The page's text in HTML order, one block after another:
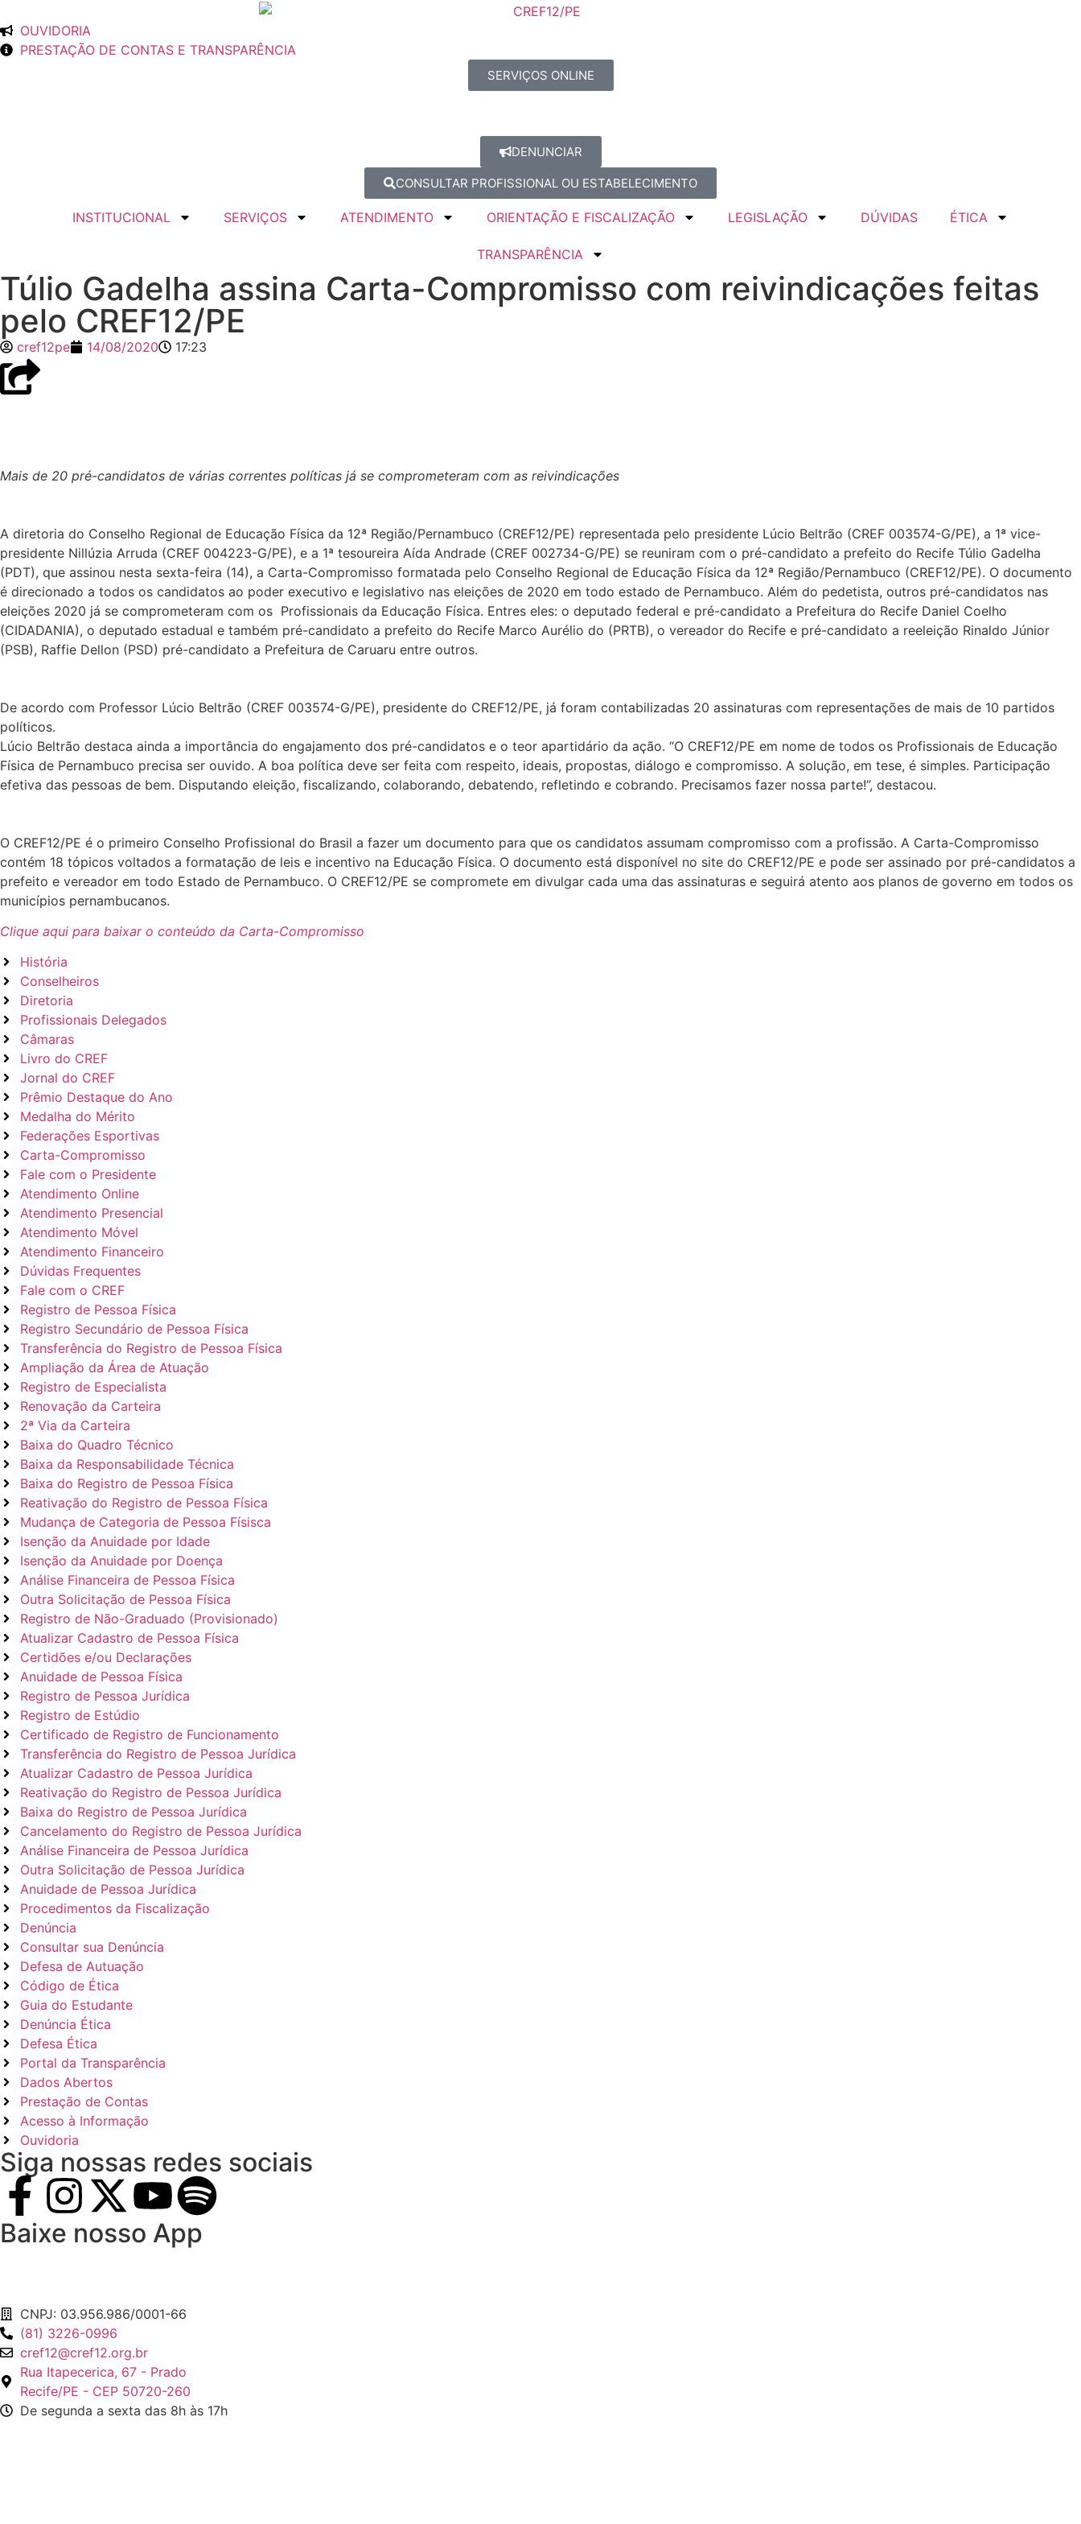
OUVIDORIA
PRESTAÇÃO DE CONTAS E TRANSPARÊNCIA
SERVIÇOS ONLINE
DENUNCIAR
CONSULTAR PROFISSIONAL OU ESTABELECIMENTO
INSTITUCIONAL SERVIÇOS ATENDIMENTO ORIENTAÇÃO E FISCALIZAÇÃO LEGISLAÇÃO DÚVIDAS ÉTICA
TRANSPARÊNCIA
Túlio Gadelha assina Carta-Compromisso com reivindicações feitas
pelo CREF12/PE
cref12pe 14/08/2020 17:23
Mais de 20 pré-candidatos de várias correntes políticas já se comprometeram com as reivindicações
A diretoria do Conselho Regional de Educação Física da 12ª Região/Pernambuco (CREF12/PE) representada pelo presidente Lúcio Beltrão (CREF 003574-G/PE), a 1ª vice-
presidente Nillúzia Arruda (CREF 004223-G/PE), e a 1ª tesoureira Aída Andrade (CREF 002734-G/PE) se reuniram com o pré-candidato a prefeito do Recife Túlio Gadelha
(PDT), que assinou nesta sexta-feira (14), a Carta-Compromisso formatada pelo Conselho Regional de Educação Física da 12ª Região/Pernambuco (CREF12/PE). O documento
é direcionado a todos os candidatos ao poder executivo e legislativo nas eleições de 2020 em todo estado de Pernambuco. Além do pedetista, outros pré-candidatos nas
eleições 2020 já se comprometeram com os Profissionais da Educação Física. Entres eles: o deputado federal e pré-candidato a Prefeitura do Recife Daniel Coelho
(CIDADANIA), o deputado estadual e também pré-candidato a prefeito do Recife Marco Aurélio do (PRTB), o vereador do Recife e pré-candidato a reeleição Rinaldo Júnior
(PSB), Raffie Dellon (PSD) pré-candidato a Prefeitura de Caruaru entre outros.
De acordo com Professor Lúcio Beltrão (CREF 003574-G/PE), presidente do CREF12/PE, já foram contabilizadas 20 assinaturas com representações de mais de 10 partidos
políticos.
Lúcio Beltrão destaca ainda a importância do engajamento dos pré-candidatos e o teor apartidário da ação. “O CREF12/PE em nome de todos os Profissionais de Educação
Física de Pernambuco precisa ser ouvido. A boa política deve ser feita com respeito, ideais, propostas, diálogo e compromisso. A solução, em tese, é simples. Participação
efetiva das pessoas de bem. Disputando eleição, fiscalizando, colaborando, debatendo, refletindo e cobrando. Precisamos fazer nossa parte!”, destacou.
O CREF12/PE é o primeiro Conselho Profissional do Brasil a fazer um documento para que os candidatos assumam compromisso com a profissão. A Carta-Compromisso
contém 18 tópicos voltados a formatação de leis e incentivo na Educação Física. O documento está disponível no site do CREF12/PE e pode ser assinado por pré-candidatos a
prefeito e vereador em todo Estado de Pernambuco. O CREF12/PE se compromete em divulgar cada uma das assinaturas e seguirá atento aos planos de governo em todos os
municípios pernambucanos.
Clique aqui para baixar o conteúdo da Carta-Compromisso
História
Conselheiros
Diretoria
Profissionais Delegados
Câmaras
Livro do CREF
Jornal do CREF
Prêmio Destaque do Ano
Medalha do Mérito
Federações Esportivas
Carta-Compromisso
Fale com o Presidente
Atendimento Online
Atendimento Presencial
Atendimento Móvel
Atendimento Financeiro
Dúvidas Frequentes
Fale com o CREF
Registro de Pessoa Física
Registro Secundário de Pessoa Física
Transferência do Registro de Pessoa Física
Ampliação da Área de Atuação
Registro de Especialista
Renovação da Carteira
2ª Via da Carteira
Baixa do Quadro Técnico
Baixa da Responsabilidade Técnica
Baixa do Registro de Pessoa Física
Reativação do Registro de Pessoa Física
Mudança de Categoria de Pessoa Físisca
Isenção da Anuidade por Idade
Isenção da Anuidade por Doença
Análise Financeira de Pessoa Física
Outra Solicitação de Pessoa Física
Registro de Não-Graduado (Provisionado)
Atualizar Cadastro de Pessoa Física
Certidões e/ou Declarações
Anuidade de Pessoa Física
Registro de Pessoa Jurídica
Registro de Estúdio
Certificado de Registro de Funcionamento
Transferência do Registro de Pessoa Jurídica
Atualizar Cadastro de Pessoa Jurídica
Reativação do Registro de Pessoa Jurídica
Baixa do Registro de Pessoa Jurídica
Cancelamento do Registro de Pessoa Jurídica
Análise Financeira de Pessoa Jurídica
Outra Solicitação de Pessoa Jurídica
Anuidade de Pessoa Jurídica
Procedimentos da Fiscalização
Denúncia
Consultar sua Denúncia
Defesa de Autuação
Código de Ética
Guia do Estudante
Denúncia Ética
Defesa Ética
Portal da Transparência
Dados Abertos
Prestação de Contas
Acesso à Informação
Ouvidoria
Siga nossas redes sociais
Baixe nosso App
CNPJ: 03.956.986/0001-66
(81) 3226-0996
cref12@cref12.org.br
Rua Itapecerica, 67 - Prado
Recife/PE - CEP 50720-260
De segunda a sexta das 8h às 17h